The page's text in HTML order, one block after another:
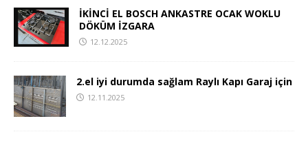
İKİNCİ EL BOSCH ANKASTRE OCAK WOKLU
DÖKÜM İZGARA
12.12.2025
2.el iyi durumda sağlam Raylı Kapı Garaj için
12.11.2025